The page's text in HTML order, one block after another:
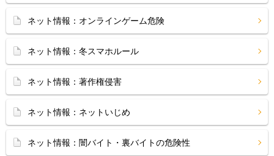
ネット情報：オンラインゲーム危険
ネット情報：冬スマホルール
ネット情報：著作権侵害
ネット情報：ネットいじめ
ネット情報：闇バイト・裏バイトの危険性